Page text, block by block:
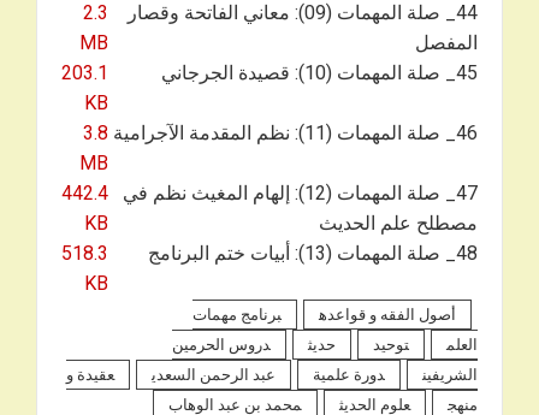
44_ صلة المهمات (09): معاني الفاتحة وقصار
المفصل
2.3
MB
45_ صلة المهمات (10): قصيدة الجرجاني
203.1
KB
46_ صلة المهمات (11): نظم المقدمة الآجرامية
3.8
MB
47_ صلة المهمات (12): إلهام المغيث نظم في
مصطلح علم الحديث
442.4
KB
48_ صلة المهمات (13): أبيات ختم البرنامج
518.3
KB
أصول الفقه و قواعده
برنامج مهمات
العلم
توحيد حديث
دروس الحرمين
الشريفين
دورة علمية عبد الرحمن السعدي
عقيدة و
منهج
علوم الحديث محمد بن عبد الوهاب